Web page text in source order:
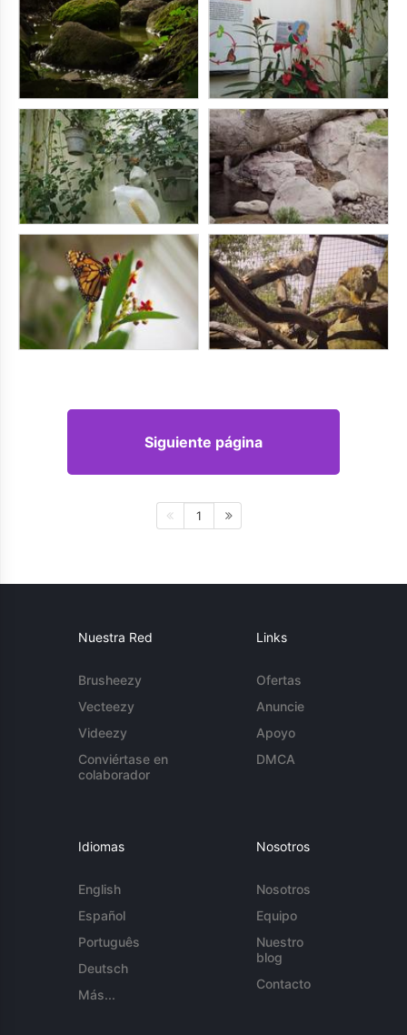
Siguiente página
1
Nuestra Red
Brusheezy
Vecteezy
Videezy
Conviértase en
colaborador
Links
Ofertas
Anuncie
Apoyo
DMCA
Idiomas
English
Español
Português
Deutsch
Más...
Nosotros
Nosotros
Equipo
Nuestro
blog
Contacto